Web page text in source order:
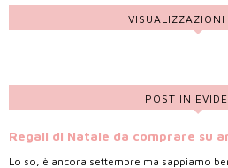
VISUALIZZAZIONI
POST IN
Regali di Natale da comprare su
Lo so, è ancora settembre ma sappiamo